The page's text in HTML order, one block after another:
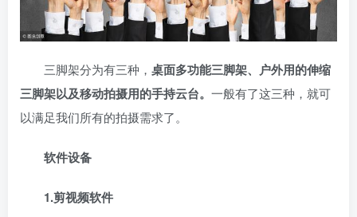
三脚架分为有三种， 桌面多功能三脚架、户外用的伸缩
三脚架以及移动拍摄用的手持云台。 一般有了这三种，就可
以满足我们所有的拍摄需求了。
软件设备
1.剪视频软件